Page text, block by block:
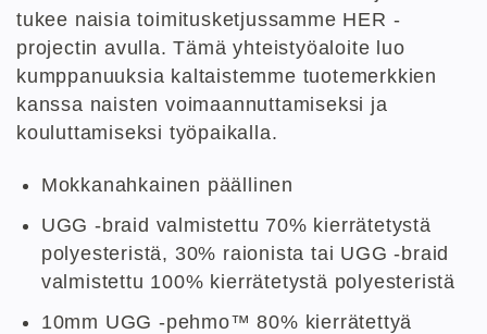
tukee naisia toimitusketjussamme HER -
projectin avulla. Tämä yhteistyöaloite luo
kumppanuuksia kaltaistemme tuotemerkkien
kanssa naisten voimaannuttamiseksi ja
kouluttamiseksi työpaikalla.
Mokkanahkainen päällinen
UGG -braid valmistettu 70% kierrätetystä
polyesteristä, 30% raionista tai UGG -braid
valmistettu 100% kierrätetystä polyesteristä
10mm UGG -pehmo™ 80% kierrätettyä